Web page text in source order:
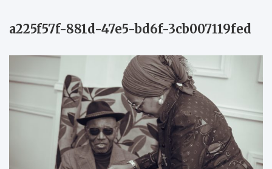
a225f57f-881d-47e5-bd6f-3cb007119fed